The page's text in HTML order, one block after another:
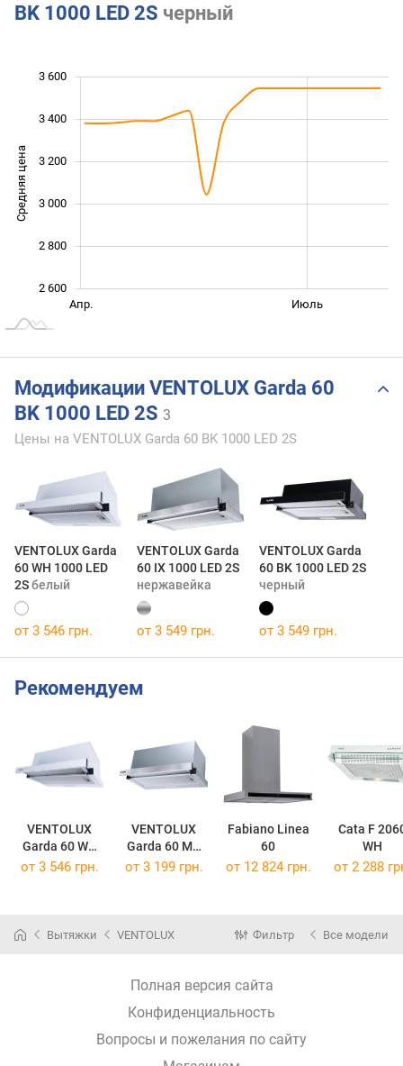
BK 1000 LED 2S черный
Средняя цена
2 600
2 800
3 000
3 200
3 400
3 600
L
Окт. Июль
Апр.
Янв. 2026
Модификации VENTOLUX Garda 60
BK 1000 LED 2S 3
Цены на VENTOLUX Garda 60 BK 1000 LED 2S
VENTOLUX Garda
60 WH 1000 LED
2Sбелый
VENTOLUX Garda
60 IX 1000 LED 2S
нержавейка
VENTOLUX Garda
60 BK 1000 LED 2S
черный
от 3 546 грн. от 3 549 грн. от 3 549 грн.
Рекомендуем
VENTOLUX
Garda 60 WH
1000 LED 2S
VENTOLUX
Garda 60 MX
1000 LED 2S
Fabiano Linea
60
Cata F
WH
от 3 546 грн. от 3 199 грн. от 12 824 грн. от 2 288
Вытяжки VENTOLUX Фильтр Все модели
Полная версия сайта
Конфиденциальность
Вопросы и пожелания по сайту